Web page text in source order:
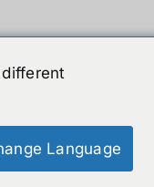
สินค้า
Language